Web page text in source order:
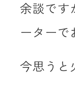
余談です
ーターで
今思うと